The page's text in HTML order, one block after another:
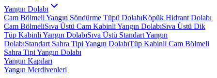
Yangın Dolabı
Cam Bölmeli Yangın Söndürme Tüpü DolabıKöpük Hidrant Dolabı
Cam BölmeliSıva Üstü Cam Kabinli Yangın DolabıSıva Üstü Dik
Tüp Kabinli Yangın DolabıSıva Üstü Standart Yangın
DolabıStandart Sahra Tipi Yangın DolabıTüp Kabinli Cam Bölmeli
Sahra Tipi Yangın Dolabı
Yangın Kapıları
Yangın Merdivenleri